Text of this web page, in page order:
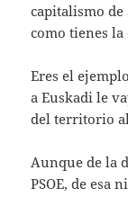
capitalismo
como tienes la
Eres el
a Euskadi le
del territorio
Aunque de la
PSOE, de esa